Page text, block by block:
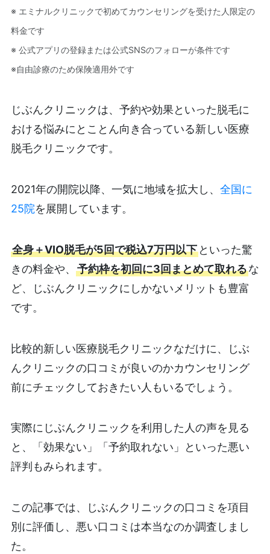
※ エミナルクリニックで初めてカウンセリングを受けた人限定の
料金です
※ 公式アプリの登録または公式SNSのフォローが条件です
※自由診療のため保険適用外です
じぶんクリニックは、予約や効果といった脱毛に
おける悩みにとことん向き合っている新しい医療
脱毛クリニックです。
2021年の開院以降、一気に地域を拡大し、 全国に
25院を展開しています。
全身＋VIO脱毛が5回で税込7万円以下といった驚
きの料金や、 予約枠を初回に3回まとめて取れるな
ど、じぶんクリニックにしかないメリットも豊富
です。
比較的新しい医療脱毛クリニックなだけに、じぶ
んクリニックの口コミが良いのかカウンセリング
前にチェックしておきたい人もいるでしょう。
実際にじぶんクリニックを利用した人の声を見る
と、「効果ない」「予約取れない」といった悪い
評判もみられます。
この記事では、じぶんクリニックの口コミを項目
別に評価し、悪い口コミは本当なのか調査しまし
た。